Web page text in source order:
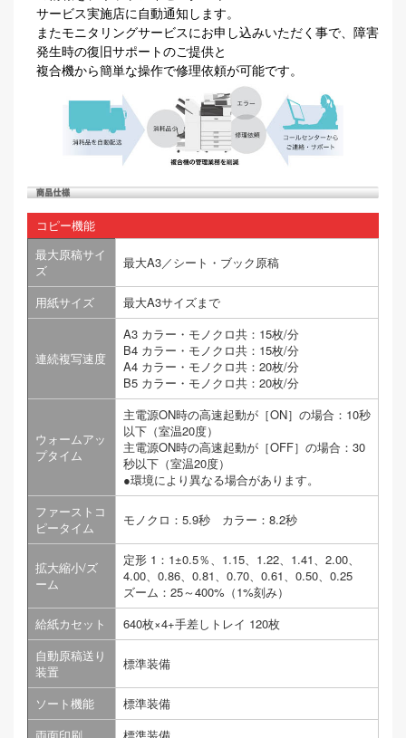
サービス実施店に自動通知します。
またモニタリングサービスにお申し込みいただく事で、障害
発生時の復旧サポートのご提供と
複合機から簡単な操作で修理依頼が可能です。
コピー機能
最大原稿サイ
ズ
最大A3／シート・ブック原稿
用紙サイズ 最大A3サイズまで
連続複写速度
A3 カラー・モノクロ共：15枚/分
B4 カラー・モノクロ共：15枚/分
A4 カラー・モノクロ共：20枚/分
B5 カラー・モノクロ共：20枚/分
ウォームアッ
プタイム
主電源ON時の高速起動が［ON］の場合：10秒
以下（室温20度）
主電源ON時の高速起動が［OFF］の場合：30
秒以下（室温20度）
●環境により異なる場合があります。
ファーストコ
ピータイム
モノクロ：5.9秒 カラー：8.2秒
拡大縮小/ズ
ーム
定形 1：1±0.5％、1.15、1.22、1.41、2.00、
4.00、0.86、0.81、0.70、0.61、0.50、0.25
ズーム：25～400%（1%刻み）
給紙カセット
640枚×4+手差しトレイ 120枚
自動原稿送り
装置
標準装備
ソート機能
標準装備